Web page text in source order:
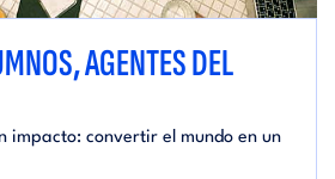
AGENTES DEL
impacto: convertir el mundo en un